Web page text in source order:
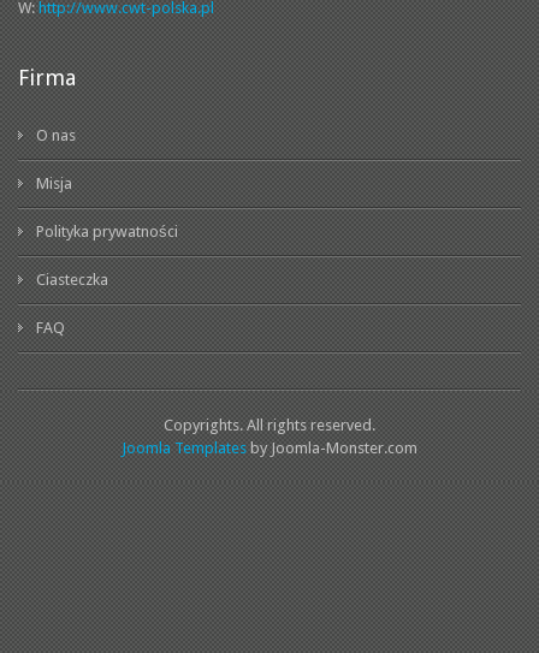
W: http://www.cwt-polska.pl
Firma
O nas
Misja
Polityka prywatności
Ciasteczka
FAQ
Copyrights. All rights reserved.
Joomla Templates by Joomla-Monster.com